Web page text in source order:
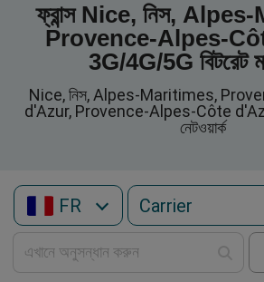
ফ্রান্স Nice, নিস,
Provence-Alpes-
3G/4G/5G বিটরেট
Nice, নিস, Alpes-Maritimes,
d'Azur, Provence-Alpes-Côte d'Azur,
নেটওয়ার্ক
FR